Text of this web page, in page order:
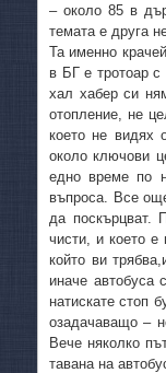
– около 85 в
темата е друга
Та именно
в БГ е тротоар
хал хабер си
отопление, не
което не видях
около ключови
едно време по
въпроса. Все
да поскърцват.
чисти, и което е
който ви
иначе автобуса
натискате стоп
озадачаващо –
Вече няколко
тавана на